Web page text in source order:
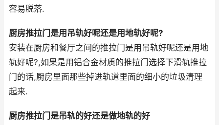
容易脱落.
厨房推拉门是用吊轨好呢还是用地轨好呢?
安装在厨房和餐厅之间的推拉门是用吊轨好呢还是用地
轨好呢?,如果是用铝合金材质的推拉门选择下滑轨推拉
门的话,厨房里面那些掉进轨道里面的细小的垃圾清理
起来.
厨房推拉门是吊轨的好还是做地轨的好